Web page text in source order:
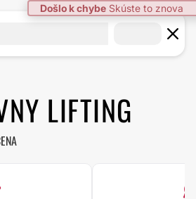
Došlo k chybe Skúste to znova
LIFTING